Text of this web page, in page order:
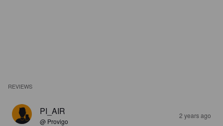
REVIEWS
PI_AIR
@ Provigo
2 years ago